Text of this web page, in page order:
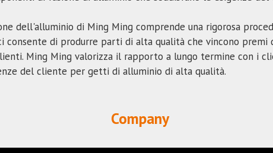
dell'alluminio di Ming Ming comprende una rigorosa
consente di produrre parti di alta qualità che vincono premi
Ming Ming valorizza il rapporto a lungo termine con i
del cliente per getti di alluminio di alta qualità.
Company